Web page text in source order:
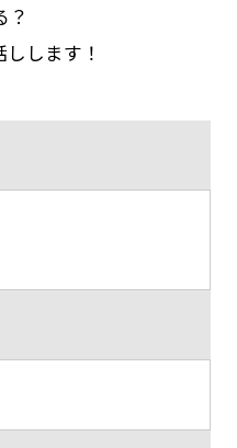
？
します！